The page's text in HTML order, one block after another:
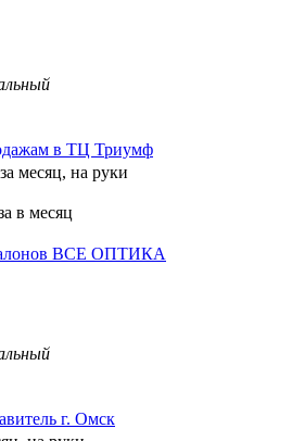
в ТЦ Триумф
за месяц, на руки
в месяц
ВСЕ ОПТИКА
г. Омск